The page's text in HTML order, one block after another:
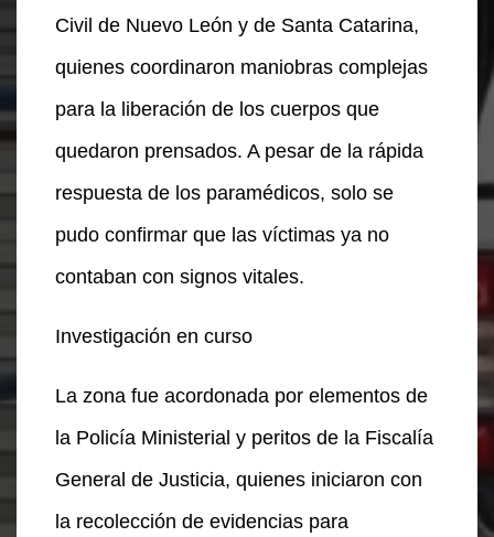
Civil de Nuevo León y de Santa Catarina,
quienes coordinaron maniobras complejas
para la liberación de los cuerpos que
quedaron prensados. A pesar de la rápida
respuesta de los paramédicos, solo se
pudo confirmar que las víctimas ya no
contaban con signos vitales.
Investigación en curso
La zona fue acordonada por elementos de
la Policía Ministerial y peritos de la Fiscalía
General de Justicia, quienes iniciaron con
la recolección de evidencias para